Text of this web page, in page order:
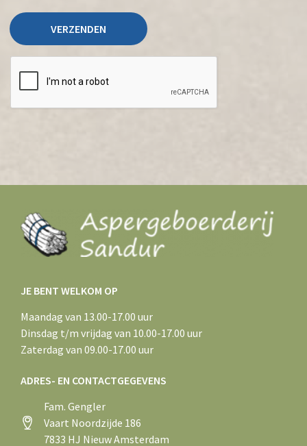
JE BENT WELKOM OP
Maandag van 13.00-17.00 uur
Dinsdag t/m vrijdag van 10.00-17.00 uur
Zaterdag van 09.00-17.00 uur
ADRES- EN CONTACTGEGEVENS
Fam. Gengler
Vaart Noordzijde 186
7833 HJ Nieuw Amsterdam